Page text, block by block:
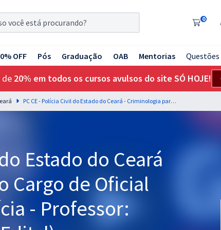
0
OFF Pós Graduação OAB Mentorias
de 20% em todos os cursos avulsos do site SÓ HOJE!
PC CE - Polícia Civil do Estado do Ceará - Criminologia para o Cargo de Oficial Investigador de Polícia - Professor: Ronaldo Paiva (Pós-Edital)
Estado do Ceará
Cargo de Oficial
- Professor: